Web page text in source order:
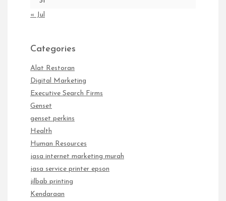
« Jul
Categories
Alat Restoran
Digital Marketing
Executive Search Firms
Genset
genset perkins
Health
Human Resources
jasa internet marketing murah
jasa service printer epson
jilbab printing
Kendaraan